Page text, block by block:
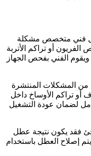
فني متخصص مشكلة
أو تراكم الأتربة
الفني بفحص الجهاز
من المشكلات المنتشرة
أو تراكم الأوساخ داخل
لضمان عودة التشغيل
فقد يكون نتيجة عطل
إصلاح العطل باستخدام